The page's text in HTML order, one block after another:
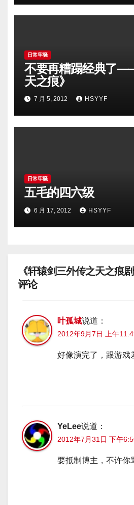
日常牢骚
不要再糟蹋经典了
天之痕》
7 月 5, 2012 HSYYF
日常牢骚
五毛的四六级
6 月 17, 2012 HSYYF
《轩辕剑三外传之天之痕
评论
叶孤城说道：
2012年9月7日 上午
好像演完了，跟游戏
YeLee说道：
2012年7月31日 下午
要抵制博主，不许你